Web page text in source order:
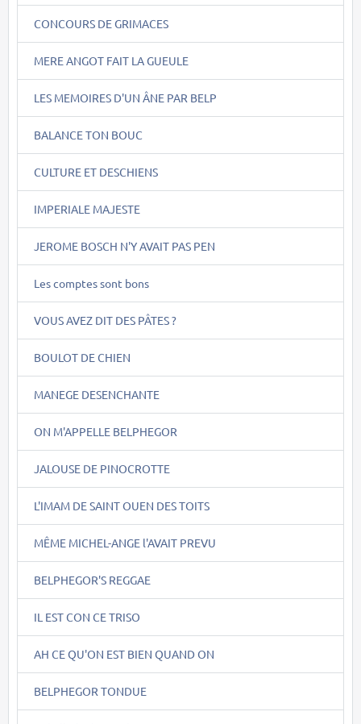
CONCOURS DE GRIMACES
MERE ANGOT FAIT LA GUEULE
LES MEMOIRES D'UN ÂNE PAR BELP
BALANCE TON BOUC
CULTURE ET DESCHIENS
IMPERIALE MAJESTE
JEROME BOSCH N'Y AVAIT PAS PEN
Les comptes sont bons
VOUS AVEZ DIT DES PÂTES ?
BOULOT DE CHIEN
MANEGE DESENCHANTE
ON M'APPELLE BELPHEGOR
JALOUSE DE PINOCROTTE
L'IMAM DE SAINT OUEN DES TOITS
MÊME MICHEL-ANGE l'AVAIT PREVU
BELPHEGOR'S REGGAE
IL EST CON CE TRISO
AH CE QU'ON EST BIEN QUAND ON
BELPHEGOR TONDUE